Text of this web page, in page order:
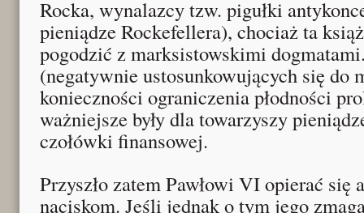
Rocka, wynalazcy tzw. pigułki
pieniądze Rockefellera), chociaż ta
pogodzić z marksistowskimi
(negatywnie ustosunkowujących się do
konieczności ograniczenia płodności
ważniejsze były dla towarzyszy
czołówki finansowej.
Przyszło zatem Pawłowi VI opierać
naciskom. Jeśli jednak o tym jego